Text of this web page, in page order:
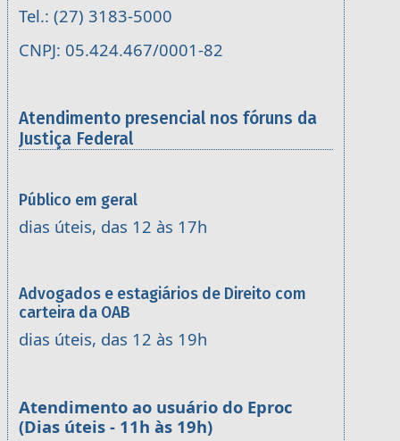
Tel.: (27) 3183-5000
CNPJ: 05.424.467/0001-82
Atendimento presencial nos fóruns da
Justiça Federal
Público em geral
dias úteis, das 12 às 17h
Advogados e estagiários de Direito com
carteira da OAB
dias úteis, das 12 às 19h
Atendimento ao usuário do Eproc
(Dias úteis - 11h às 19h)